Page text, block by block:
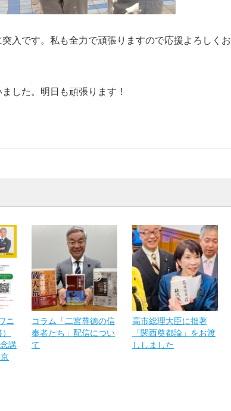
入です。 私も全力で頑張りますので応援よろしくお
した。 明日も頑張ります！
ニ
講
コラム「二宮尊徳の信
奉者たち」配信につい
て
高市総理大臣に拙著
「関西奠都論」をお渡
ししました